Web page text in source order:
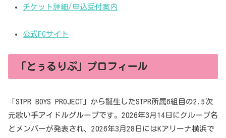
チケット詳細/申込受付案内
公式FCサイト
「とぅるりぷ」プロフィール
「STPR BOYS PROJECT」から誕生したSTPR所属6組目の2.5次
元歌い手アイドルグループです。2026年3月14日にグループ名
とメンバーが発表され、2026年3月28日にはKアリーナ横浜で